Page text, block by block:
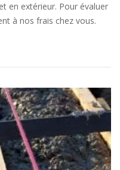
en extérieur. Pour évaluer
à nos frais chez vous.